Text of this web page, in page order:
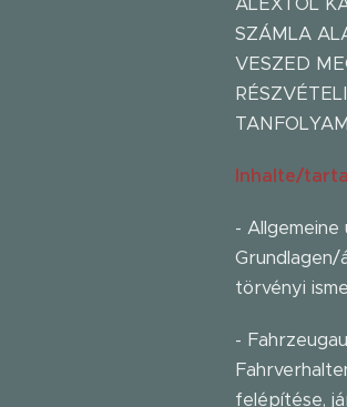
SZÁMLA
VESZED
Inhalte/
-
Grundlagen/
törvényi
-
felépítése,